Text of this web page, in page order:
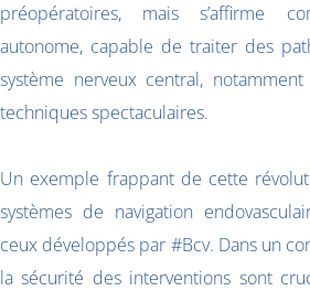
préopératoires, mais s’affirme
autonome, capable de traiter des
système nerveux central,
techniques spectaculaires.
Un exemple frappant de cette
systèmes de navigation
ceux développés par #Bcv. Dans un
la sécurité des interventions sont